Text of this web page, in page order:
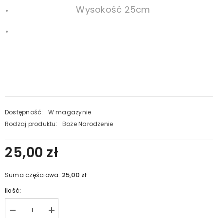
Wysokość 25cm
Dostępność:
W magazynie
Rodzaj produktu:
Boże Narodzenie
25,00 zł
Suma częściowa: 25,00 zł
Ilość:
Zmniejsz
Zwiększ